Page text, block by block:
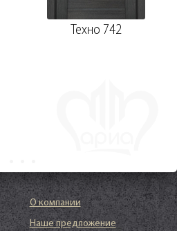
Техно 742
О компании
Наше предложение